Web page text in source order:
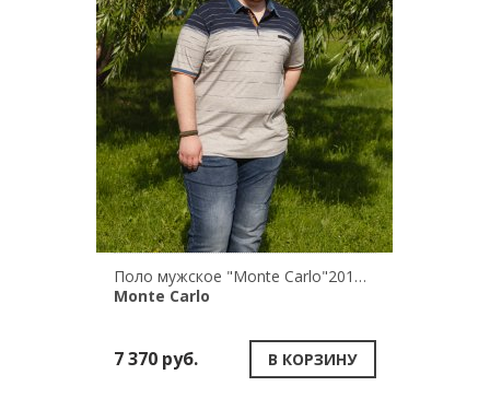
Поло мужское "Monte Carlo"201/14204/627
Monte Carlo
7 370 руб. В КОРЗИНУ